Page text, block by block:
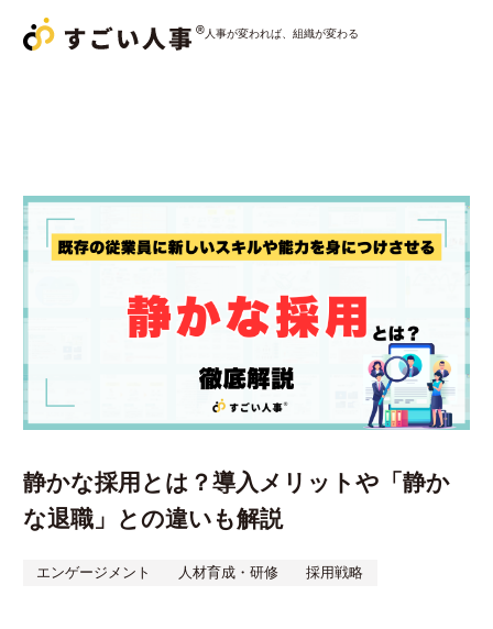
人事が変われば、組織が変わる
すごい人事採用おまかせパック
すごい人事 コンサルティング
導入事例
コラム
静かな採用とは？導入メリットや「静か
な退職」との違いも解説
エンゲージメント 人材育成・研修 採用戦略